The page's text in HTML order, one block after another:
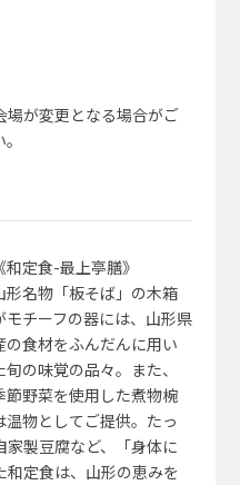
が変更となる場合がご
《和定食-最上亭膳》
形名物「板そば」の木箱
モチーフの器には、山形県
の食材をふんだんに用い
旬の味覚の品々。また、
節野菜を使用した煮物椀
温物としてご提供。たっ
製豆腐など、「身体に
和定食は、山形の恵みを